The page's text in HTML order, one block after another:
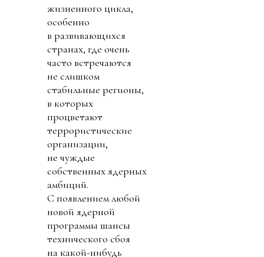
жизненного цикла,
особенно
в развивающихся
странах, где очень
часто встречаются
не слишком
стабильные регионы,
в которых
процветают
террористические
организации,
не чуждые
собственных ядерных
амбиций.
С появлением любой
новой ядерной
программы шансы
технического сбоя
на какой-нибудь